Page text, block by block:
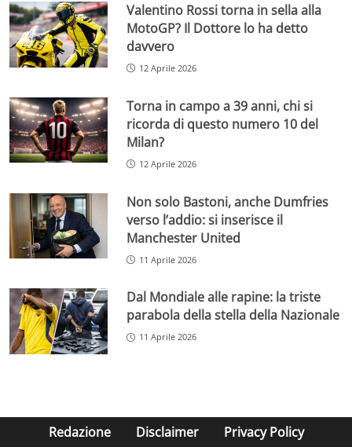
Valentino Rossi torna in sella alla
MotoGP? Il Dottore lo ha detto
davvero
12 Aprile 2026
Torna in campo a 39 anni, chi si
ricorda di questo numero 10 del
Milan?
12 Aprile 2026
Non solo Bastoni, anche Dumfries
verso l’addio: si inserisce il
Manchester United
11 Aprile 2026
Dal Mondiale alle rapine: la triste
parabola della stella della Nazionale
11 Aprile 2026
Redazione Disclaimer Privacy Policy